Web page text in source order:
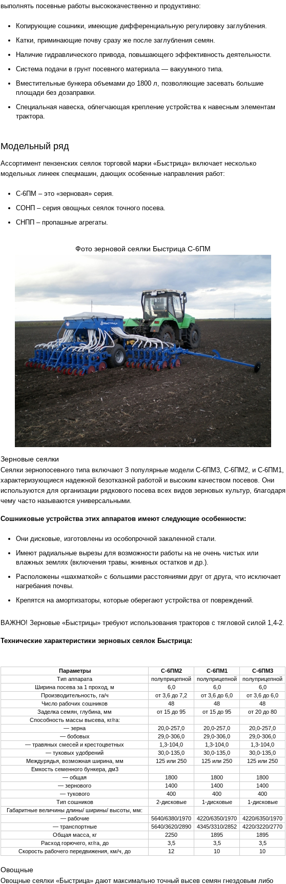
выполнять посевные работы высококачественно и продуктивно:
Копирующие сошники, имеющие дифференциальную регулировку заглубления.
Катки, приминающие почву сразу же после заглубления семян.
Наличие гидравлического привода, повышающего эффективность деятельности.
Система подачи в грунт посевного материала — вакуумного типа.
Вместительные бункера объемами до 1800 л, позволяющие засевать большие
площади без дозаправки.
Специальная навеска, облегчающая крепление устройства к навесным элементам
трактора.
Модельный ряд
Ассортимент пензенских сеялок торговой марки «Быстрица» включает несколько
модельных линеек спецмашин, дающих особенные направления работ:
С-6ПМ – это «зерновая» серия.
СОНП – серия овощных сеялок точного посева.
СНПП – пропашные агрегаты.
Фото зерновой сеялки Быстрица С-6ПМ
Зерновые сеялки
Сеялки зернопосевного типа включают 3 популярные модели С-6ПМ3, С-6ПМ2, и С-6ПМ1,
характеризующиеся надежной безотказной работой и высоким качеством посевов. Они
используются для организации рядкового посева всех видов зерновых культур, благодаря
чему часто называются универсальными.
Сошниковые устройства этих аппаратов имеют следующие особенности:
Они дисковые, изготовлены из особопрочной закаленной стали.
Имеют радиальные вырезы для возможности работы на не очень чистых или
влажных землях (включения травы, жнивных остатков и др.).
Расположены «шахматкой» с большими расстояниями друг от друга, что исключает
нагребания почвы.
Крепятся на амортизаторы, которые оберегают устройства от повреждений.
ВАЖНО! Зерновые «Быстрицы» требуют использования тракторов с тягловой силой 1,4-2.
Технические характеристики зерновых сеялок Быстрица:
Параметры С-6ПМ2 С-6ПМ1
С-6ПМ3
Тип аппарата
полуприцепной полуприцепной
полуприцепной
Ширина посева за 1 проход, м
6,0 6,0
6,0
Производительность, га/ч
от 3,6 до 7,2 от 3,6 до 6,0
от 3,6 до 6,0
Число рабочих сошников
48 48
48
Заделка семян, глубина, мм
от 15 до 95 от 15 до 95
от 20 до 80
Способность массы высева, кг/га:
— зерна
20,0-257,0 20,0-257,0
20,0-257,0
— бобовых
29,0-306,0 29,0-306,0
29,0-306,0
— травяных смесей и крестоцветных
1,3-104,0 1,3-104,0
1,3-104,0
— туковых удобрений
30,0-135,0 30,0-135,0
30,0-135,0
Междурядья, возможная ширина, мм
125 или 250 125 или 250
125 или 250
Емкость семенного бункера, дм3
— общая
1800 1800
1800
— зернового
1400 1400
1400
— тукового
400 400
400
Тип сошников
2-дисковые 1-дисковые
1-дисковые
Габаритные величины длины/ ширины/ высоты, мм:
— рабочие
5640/6380/1970 4220/6350/1970
4220/6350/1970
— транспортные
5640/3620/2890 4345/3310/2852
4220/3220/2770
Общая масса, кг
2250 1895
1895
Расход горючего, кг/га, до
3,5 3,5
3,5
Скорость рабочего передвижения, км/ч, до
12 10 10
Овощные
Овощные сеялки «Быстрица» дают максимально точный высев семян гнездовым либо